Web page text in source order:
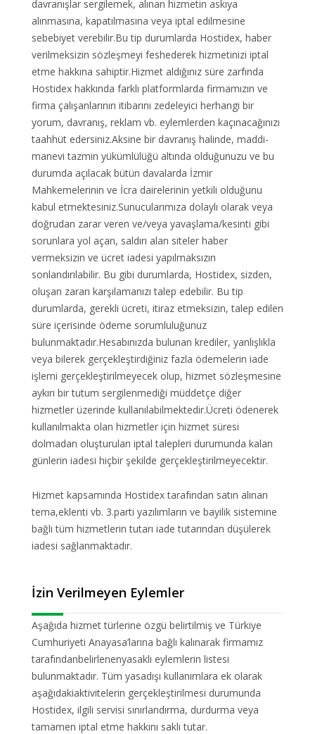
davranışlar sergilemek, alınan hizmetin askıya
alınmasına, kapatılmasına veya iptal edilmesine
sebebiyet verebilir.Bu tip durumlarda Hostidex, haber
verilmeksizin sözleşmeyi feshederek hizmetinizi iptal
etme hakkına sahiptir.Hizmet aldığınız süre zarfında
Hostidex hakkında farklı platformlarda firmamızın ve
firma çalışanlarının itibarını zedeleyici herhangi bir
yorum, davranış, reklam vb. eylemlerden kaçınacağınızı
taahhüt edersiniz.Aksine bir davranış halinde, maddi-
manevi tazmin yükümlülüğü altında olduğunuzu ve bu
durumda açılacak bütün davalarda İzmir
Mahkemelerinin ve İcra dairelerinin yetkili olduğunu
kabul etmektesiniz.Sunucularımıza dolaylı olarak veya
doğrudan zarar veren ve/veya yavaşlama/kesinti gibi
sorunlara yol açan, saldırı alan siteler haber
vermeksizin ve ücret iadesi yapılmaksızın
sonlandırılabilir. Bu gibi durumlarda, Hostidex, sizden,
oluşan zararı karşılamanızı talep edebilir. Bu tip
durumlarda, gerekli ücreti, itiraz etmeksizin, talep edilen
süre içerisinde ödeme sorumluluğunuz
bulunmaktadır.Hesabınızda bulunan krediler, yanlışlıkla
veya bilerek gerçekleştirdiğiniz fazla ödemelerin iade
işlemi gerçekleştirilmeyecek olup, hizmet sözleşmesine
aykırı bir tutum sergilenmediği müddetçe diğer
hizmetler üzerinde kullanılabilmektedir.Ücreti ödenerek
kullanılmakta olan hizmetler için hizmet süresi
dolmadan oluşturulan iptal talepleri durumunda kalan
günlerin iadesi hiçbir şekilde gerçekleştirilmeyecektir.
Hizmet kapsamında Hostidex tarafından satın alınan
tema,eklenti vb. 3.parti yazılımların ve bayilik sistemine
bağlı tüm hizmetlerin tutarı iade tutarından düşülerek
iadesi sağlanmaktadır.
İzin Verilmeyen Eylemler
Aşağıda hizmet türlerine özgü belirtilmiş ve Türkiye
Cumhuriyeti Anayasa’larına bağlı kalınarak firmamız
tarafındanbelirlenenyasaklı eylemlerin listesi
bulunmaktadır. Tüm yasadışı kullanımlara ek olarak
aşağıdakiaktivitelerin gerçekleştirilmesi durumunda
Hostidex, ilgili servisi sınırlandırma, durdurma veya
tamamen iptal etme hakkını saklı tutar.